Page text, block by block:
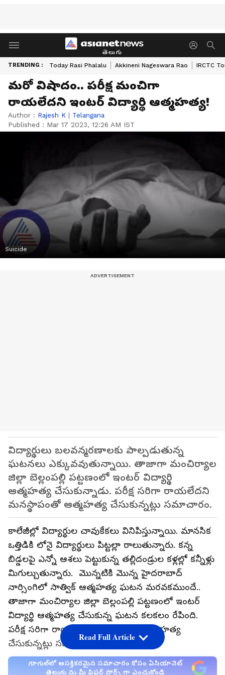
తెలుగు
TRENDING : Today Rasi Phalalu Akkineni Nageswara Rao IRCTC
మరో విషాదం.. పరీక్ష మంచిగా
రాయలేదని ఇంటర్ విద్యార్థి ఆత్మహత్య!
Author : Rajesh K | Telangana
Published : Mar 17 2023, 12:26 AM IST
Suicide
విద్యార్థులు బలవన్మరణాలకు పాల్పడుతున్న
ఘటనలు ఎక్కువవుతున్నాయి. తాజాగా మంచిర్యాల
జిల్లా బెల్లంపల్లి పట్టణంలో ఇంటర్ విద్యార్థి
ఆత్మహత్య చేసుకున్నాడు. పరీక్ష సరిగా రాయలేదని
మనస్థాపంతో ఆత్మహత్య చేసుకున్నట్లు సమాచారం.
కాలేజీల్లో విద్యార్థుల చావుకేకలు వినిపిస్తున్నాయి. మానసిక
ఒత్తిడికి లోనై విద్యార్థులు పిట్టల్లా రాలుతున్నారు. కన్న
బిడ్డలపై ఎన్నో ఆశలు పెట్టుకున్న తల్లిదండ్రుల కళ్లల్లో కన్నీళ్లు
మిగుల్చుతున్నారు. మొన్నటికి మొన్న హైదరాబాద్‌
నార్సింగిలో సాత్విక్‌ ఆత్మహత్య ఘటన మరవకముందే..
తాజాగా మంచిర్యాల జిల్లా బెల్లంపల్లి పట్టణంలో ఇంటర్
విద్యార్థి ఆత్మహత్య చేసుకున్న ఘటన కలకలం రేపింది.
పరీక్ష సరిగా రాయలేదని మనస్థాపంతో ఆత్మహత్య
చేసుకున్నట్లు సమాచారం.
గూగుల్‌లో ఆసక్తికరమైన సమాచారం కోసం ఏసియానెట్
తెలుగు ను మీ ఫ్రిఫర్డ్ సోర్స్ గా ఎంచుకోండి
Read Full Article